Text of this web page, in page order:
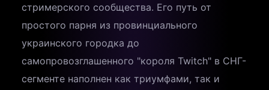
стримерского сообщества. Его путь от
простого парня из провинциального
украинского городка до
самопровозглашенного "короля Twitch" в СНГ-
сегменте наполнен как триумфами, так и